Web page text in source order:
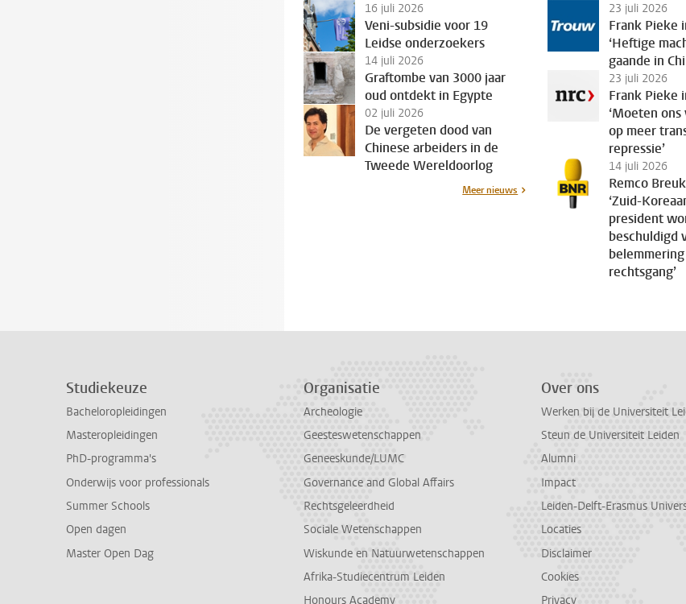
16 juli 2026
Veni-subsidie voor 19
Leidse onderzoekers
14 juli 2026
Graftombe van 3000 jaar
oud ontdekt in Egypte
02 juli 2026
De vergeten dood van
Chinese arbeiders in de
Tweede Wereldoorlog
Meer nieuws
23 juli 2026
Frank Pieke
‘Heftige
gaande in
23 juli 2026
Frank Pieke
‘Moeten
op meer
repressie’
14 juli 2026
Remco
‘Zuid-
president
beschuldigd
rechtsgang’
Studiekeuze
Bacheloropleidingen
Masteropleidingen
PhD-programma's
Onderwijs voor professionals
Summer Schools
Open dagen
Master Open Dag
Organisatie
Archeologie
Geesteswetenschappen
Geneeskunde/LUMC
Governance and Global Affairs
Rechtsgeleerdheid
Sociale Wetenschappen
Wiskunde en Natuurwetenschappen
Afrika-Studiecentrum Leiden
Honours Academy
Over ons
Werken bij de Universiteit
Steun de Universiteit Leiden
Alumni
Impact
Leiden-Delft-Erasmus
Locaties
Disclaimer
Cookies
Privacy